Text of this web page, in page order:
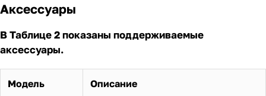
Аксессуары
В Таблице 2 показаны поддерживаемые
аксессуары.
Модель Описание